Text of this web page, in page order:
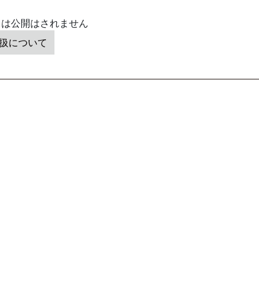
公開はされません
について